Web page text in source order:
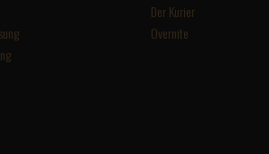
Der Kurier
Overnite